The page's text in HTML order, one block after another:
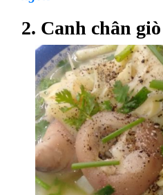
2. Canh chân